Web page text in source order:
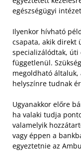
egészségügyi
Ilyenkor hívható
csapata, akik direkt
specializálódtak,
függetlenül.
megoldható
helyszínre tudnak
Ugyanakkor előre
ha valaki tudja
valamelyik
vagy éppen a
egyeztetnie az